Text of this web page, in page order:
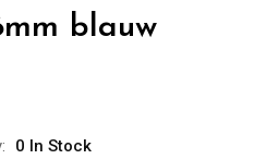
blauw
0 In Stock